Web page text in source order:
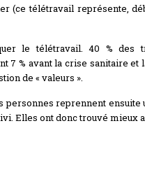
télétravail représente,
le télétravail. 40 % des
% avant la crise sanitaire
de « valeurs ».
reprennent ensuite
Elles ont donc trouvé mieux